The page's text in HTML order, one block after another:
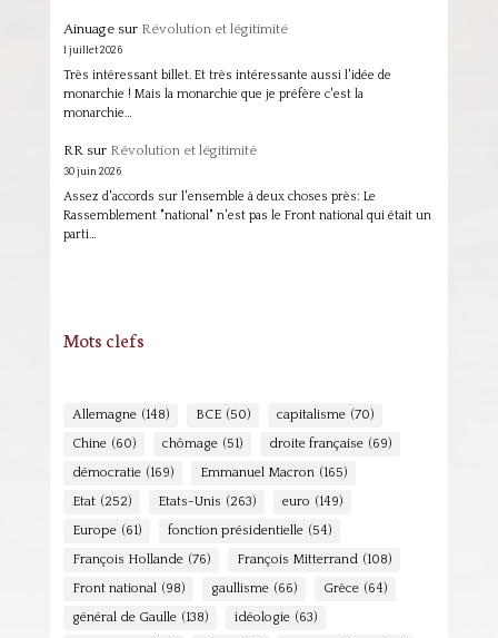
Ainuagesur Révolution et légitimité
1 juillet 2026
Très intéressant billet. Et très intéressante aussi l'idée de
monarchie ! Mais la monarchie que je préfère c'est la
monarchie…
RR sur Révolution et légitimité
30 juin 2026
Assez d'accords sur l'ensemble à deux choses près: Le
Rassemblement "national" n'est pas le Front national qui était un
parti…
Mots clefs
Allemagne (148) BCE (50) capitalisme (70)
Chine (60) chômage (51) droite française (69)
démocratie (169) Emmanuel Macron (165)
Etat (252) Etats-Unis (263) euro (149)
Europe (61) fonction présidentielle (54)
François Hollande (76) François Mitterrand (108)
Front national (98) gaullisme (66) Grèce (64)
général de Gaulle (138) idéologie (63)